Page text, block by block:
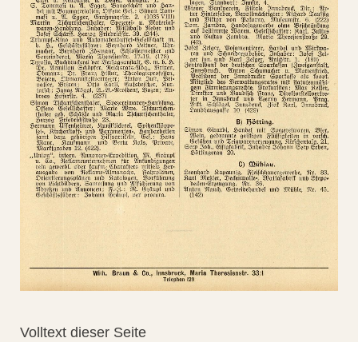
Volltext dieser Seite